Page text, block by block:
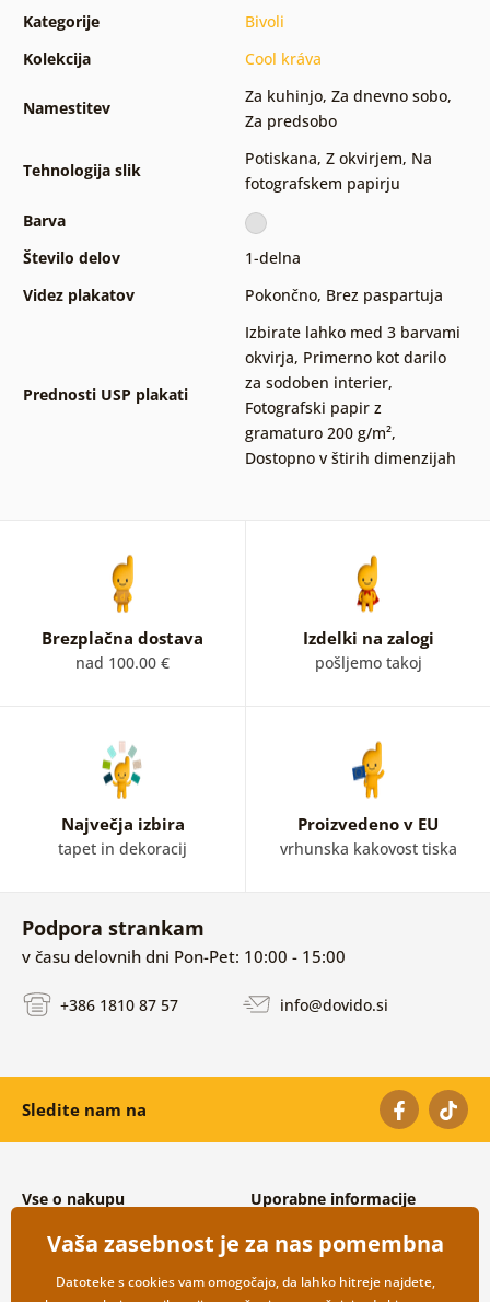
Kategorije
Bivoli
Kolekcija
Cool kráva
Namestitev
Za kuhinjo, Za dnevno sobo,
Za predsobo
Tehnologija slik
Potiskana, Z okvirjem, Na
fotografskem papirju
Barva
Število delov
1-delna
Videz plakatov
Pokončno, Brez paspartuja
Prednosti USP plakati
Izbirate lahko med 3 barvami
okvirja, Primerno kot darilo
za sodoben interier,
Fotografski papir z
gramaturo 200 g/m²,
Dostopno v štirih dimenzijah
Brezplačna dostava
nad 100.00 €
Izdelki na zalogi
pošljemo takoj
Največja izbira
tapet in dekoracij
Proizvedeno v EU
vrhunska kakovost tiska
Podpora strankam
v času delovnih dni Pon-Pet: 10:00 - 15:00
+386 1810 87 57 info@dovido.si
Sledite nam na
Vse o nakupu
Splošni in reklamacijski pogoji
Varovanje osebnih podatkov
Možnosti dostave in plačila
Uporabne informacije
Pogosto zastavljena vprašanja
Kontakti
Vaša zasebnost je za nas pomembna
Datoteke s cookies vam omogočajo, da lahko hitreje najdete,